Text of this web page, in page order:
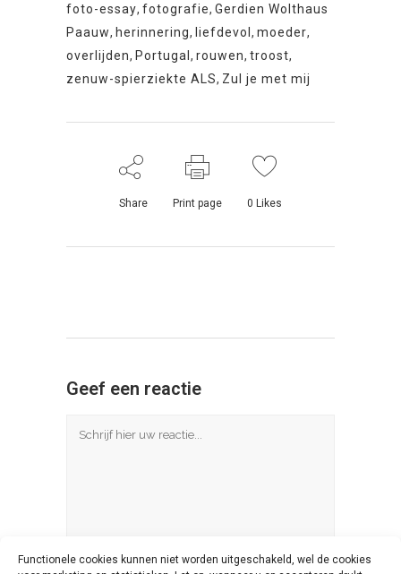
Functionele cookies kunnen niet worden uitgeschakeld, wel de cookies
foto-essay, fotografie, Gerdien Wolthaus
Paauw, herinnering, liefdevol , moeder,
overlijden, Portugal , rouwen, troost,
zenuw-spierziekte ALS, Zul je met mij
Share Print page 0 Likes
Geef een reactie